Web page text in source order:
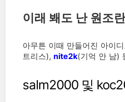
이래 봬도 난 원조
아무튼 이때 만들어진 아이
트리스), nite2k(기억 안 남)
salm2000 및